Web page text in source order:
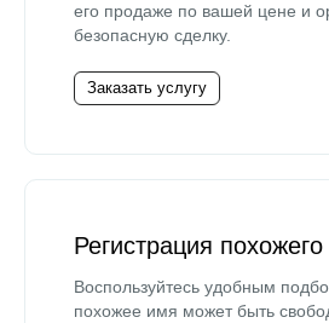
его продаже по вашей цене и
безопасную сделку.
Заказать услугу
Регистрация
Воспользуйтесь удобным
похожее имя может быть